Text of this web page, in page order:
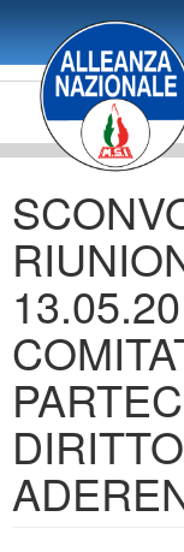
contenuto
principale